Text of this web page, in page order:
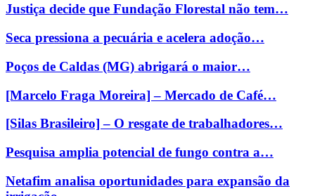
Justiça decide que Fundação Florestal não tem…
Seca pressiona a pecuária e acelera adoção…
Poços de Caldas (MG) abrigará o maior…
[Marcelo Fraga Moreira] – Mercado de Café…
[Silas Brasileiro] – O resgate de trabalhadores…
Pesquisa amplia potencial de fungo contra a…
Netafim analisa oportunidades para expansão da